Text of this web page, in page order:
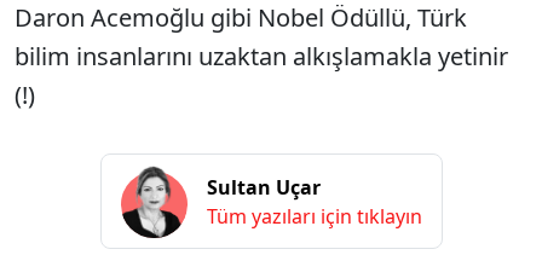
Daron Acemoğlu gibi Nobel Ödüllü, Türk
bilim insanlarını uzaktan alkışlamakla yetinir
(!)
Sultan Uçar
Tüm yazıları için tıklayın